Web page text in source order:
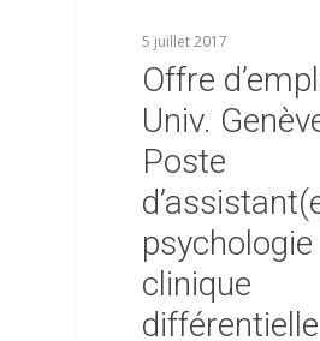
5 juillet 2017
Offre
Univ.
Poste
psychologie
clinique
différentielle